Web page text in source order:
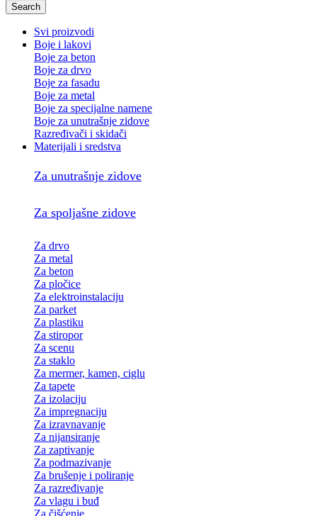
Search
Svi proizvodi
Boje i lakovi
Boje za beton
Boje za drvo
Boje za fasadu
Boje za metal
Boje za specijalne namene
Boje za unutrašnje zidove
Razređivači i skidači
Materijali i sredstva
Za unutrašnje zidove
Za spoljašne zidove
Za drvo
Za metal
Za beton
Za pločice
Za elektroinstalaciju
Za parket
Za plastiku
Za stiropor
Za scenu
Za staklo
Za mermer, kamen, ciglu
Za tapete
Za izolaciju
Za impregnaciju
Za izravnavanje
Za nijansiranje
Za zaptivanje
Za podmazivanje
Za brušenje i poliranje
Za razređivanje
Za vlagu i buđ
Za čišćenje